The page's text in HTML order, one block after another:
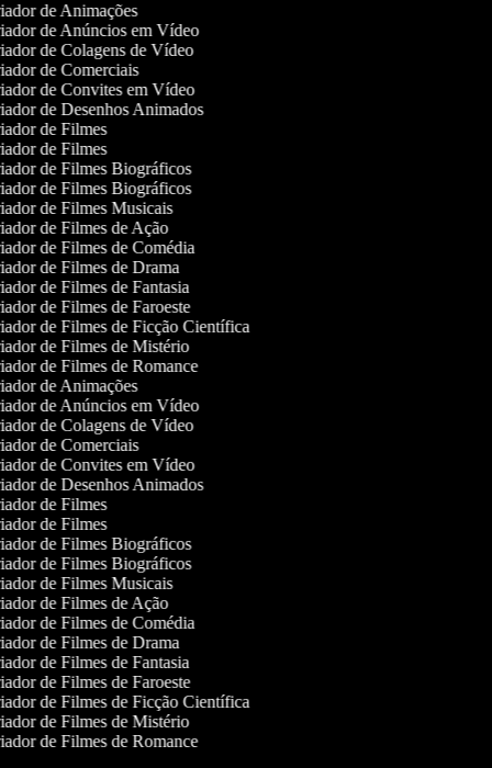
de Animações
de Anúncios em Vídeo
de Colagens de Vídeo
de Comerciais
de Convites em Vídeo
de Desenhos Animados
de Filmes
de Filmes
de Filmes Biográficos
de Filmes Biográficos
de Filmes Musicais
de Filmes de Ação
de Filmes de Comédia
de Filmes de Drama
de Filmes de Fantasia
de Filmes de Faroeste
de Filmes de Ficção Científica
de Filmes de Mistério
de Filmes de Romance
de Animações
de Anúncios em Vídeo
de Colagens de Vídeo
de Comerciais
de Convites em Vídeo
de Desenhos Animados
de Filmes
de Filmes
de Filmes Biográficos
de Filmes Biográficos
de Filmes Musicais
de Filmes de Ação
de Filmes de Comédia
de Filmes de Drama
de Filmes de Fantasia
de Filmes de Faroeste
de Filmes de Ficção Científica
de Filmes de Mistério
de Filmes de Romance